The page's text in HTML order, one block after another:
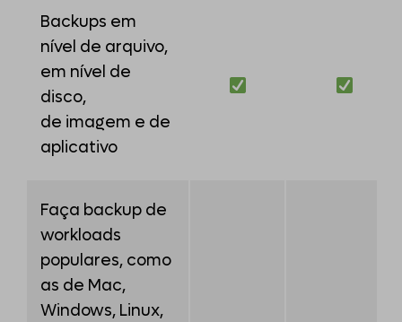
Backups em
nível de arquivo,
em nível de
disco,
de imagem e de
aplicativo
Faça backup de
workloads
populares, como
as de Mac,
Windows, Linux,